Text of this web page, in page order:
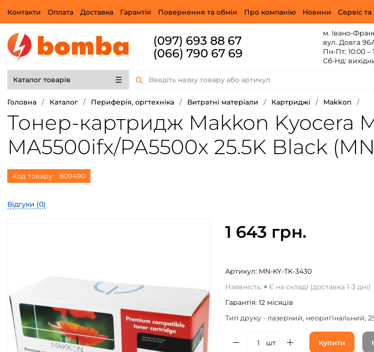
Контакти Оплата Доставка Гарантія Повернення та обмін Про компанію Новини Сервіс
(097) 693 88 67
(066) 790 67 69
м. Івано-
вул. Довга
Пн-Пт: 10:00 –
Сб-Нд:
Каталог товарів
Головна / Каталог / Периферія, оргтехніка / Витратні матеріали / Картриджі / Makkon /
Тонер-картридж Makkon Kyocera
MA5500ifx/PA5500x 25.5K Black
Код товару: 809490
Відгуки (0)
1 643 грн.
Артикул: MN-KY-TK-3430
Наявність:
Є на складі (доставка 1-3 дні)
Гарантія: 12 місяців
Тип друку - лазерний, неоригінальний,
шт Купити